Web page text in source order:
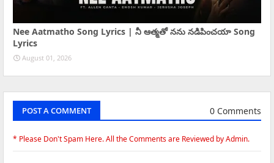
Nee Aatmatho Song Lyrics | నీ ఆత్మతో నను నడిపించయా Song
Lyrics
August 01, 2026
POST A COMMENT 0 Comments
* Please Don't Spam Here. All the Comments are Reviewed by Admin.